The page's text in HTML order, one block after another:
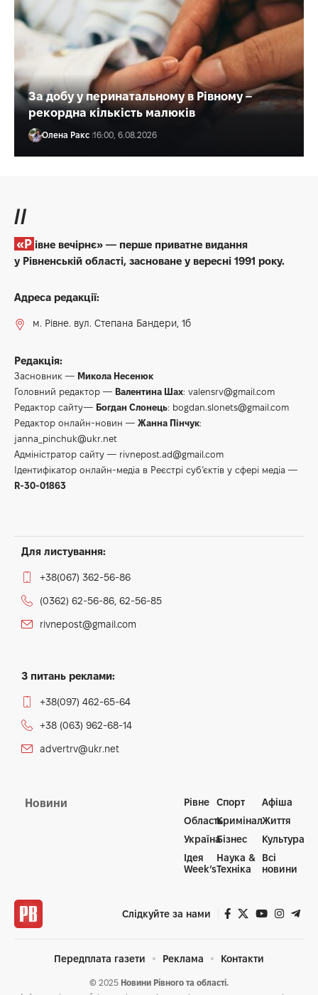
За добу у перинатальному в Рівному –
рекордна кількість малюків
Олена Ракс 16:00, 6.08.2026
//
«Рівне вечірнє» — перше приватне видання
у Рівненській області, засноване у вересні 1991 року.
Адреса редакції:
м. Рівне. вул. Степана Бандери, 1б
Редакція:
Засновник — Микола Несенюк
Головний редактор — Валентина Шах: valensrv@gmail.com
Редактор сайту— Богдан Слонець: bogdan.slonets@gmail.com
Редактор онлайн-новин — Жанна Пінчук:
janna_pinchuk@ukr.net
Адміністратор сайту — rivnepost.ad@gmail.com
Ідентифікатор онлайн-медіа в Реєстрі суб’єктів у сфері медіа —
R-30-01863
Для листування:
+38(067) 362-56-86
(0362) 62-56-86, 62-56-85
rivnepost@gmail.com
З питань реклами:
+38(097) 462-65-64
+38 (063) 962-68-14
advertrv@ukr.net
Новини
Рівне
Область
Україна
Ідея
Week’s
Спорт
Кримінал
Бізнес
Наука &
Техніка
Афіша
Життя
Культура
Всі
новини
Слідкуйте за нами
© 2025 Новини Рівного та області.
Передплата газети Реклама Контакти